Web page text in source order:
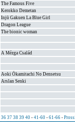
The Famous Five
Kerokko Demetan
Injū Gakuen La Blue Girl
Dragon League
The bionic woman
A Mézga Család
Aoki Ōkamitachi No Densetsu
Arslan Senki
36 37 38 39 40 - 41-60 - 61-66 -